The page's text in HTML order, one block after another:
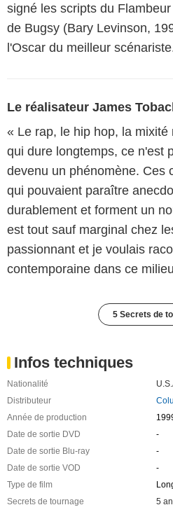
signé les scripts du
de Bugsy (Bary Levinson,
l'Oscar du meilleur
Le réalisateur James
« Le rap, le hip hop, la
qui dure longtemps, ce n'est
devenu un phénomène. Ces
qui pouvaient paraître
durablement et forment un
est tout sauf marginal chez
passionnant et je voulais
contemporaine dans ce
5 Secrets de
Infos techniques
Nationalité
Distributeur
Année de production
Date de sortie DVD
-
Date de sortie Blu-ray
-
Date de sortie VOD
-
Type de film
Secrets de tournage
5